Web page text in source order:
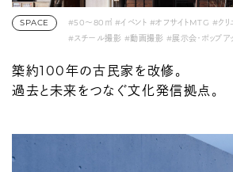
SPACE #50〜80㎡ #イベント #オフサイトMTG #クリ
#スチール撮影 #動画撮影 #展示会・ポップア
築約100年の古民家を改修。
過去と未来をつなぐ文化発信拠点。